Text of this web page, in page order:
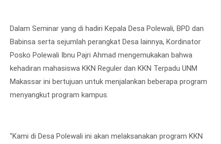
Dalam Seminar yang di hadiri Kepala Desa Polewali, BPD dan
Babinsa serta sejumlah perangkat Desa lainnya, Kordinator
Posko Polewali Ibnu Pajri Ahmad mengemukakan bahwa
kehadiran mahasiswa KKN Reguler dan KKN Terpadu UNM
Makassar ini bertujuan untuk menjalankan beberapa program
menyangkut program kampus.
"Kami di Desa Polewali ini akan melaksanakan program KKN